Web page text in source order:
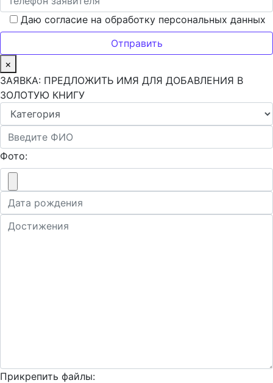
Даю согласие на обработку персональных данных
×
ЗАЯВКА: ПРЕДЛОЖИТЬ ИМЯ ДЛЯ ДОБАВЛЕНИЯ В
ЗОЛОТУЮ КНИГУ
Фото:
Прикрепить файлы: